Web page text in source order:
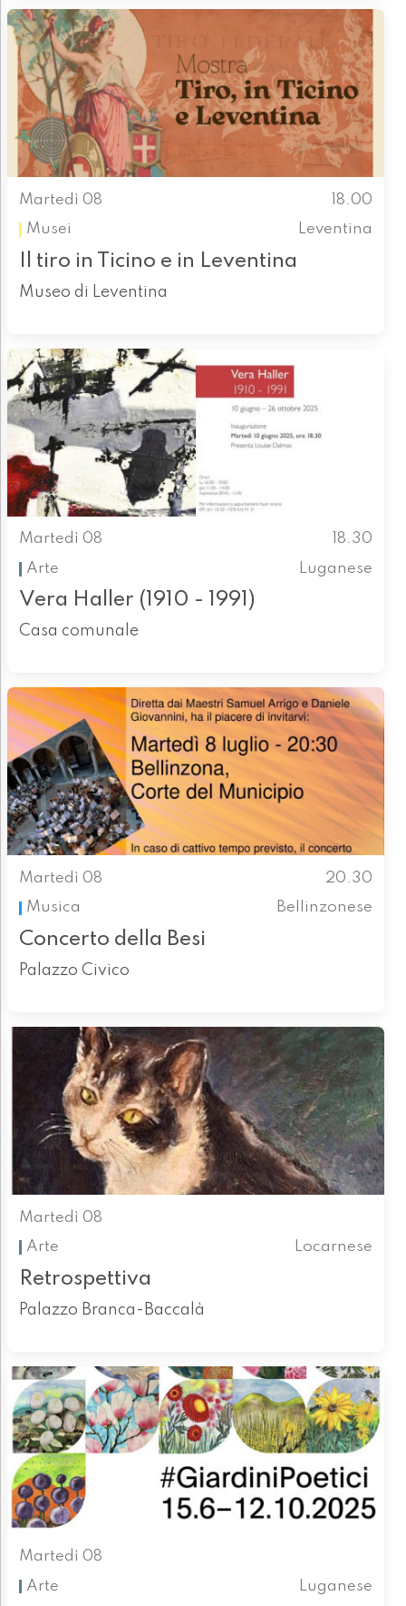
Martedì 08
18.00
Musei
Leventina
Il tiro in Ticino e in Leventina
Museo di Leventina
Martedì 08
18.30
Arte
Luganese
Vera Haller (1910 - 1991)
Casa comunale
Martedì 08
20.30
Musica
Bellinzonese
Concerto della Besi
Palazzo Civico
Martedì 08
Arte
Locarnese
Retrospettiva
Palazzo Branca-Baccalà
Martedì 08
Arte
Luganese